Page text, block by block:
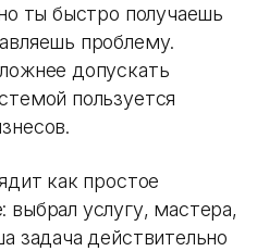
ты быстро получаешь
проблему.
допускать
пользуется
как простое
выбрал услугу, мастера,
задача действительно